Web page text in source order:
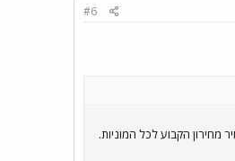
#6
הקבוע לכל המוניות.